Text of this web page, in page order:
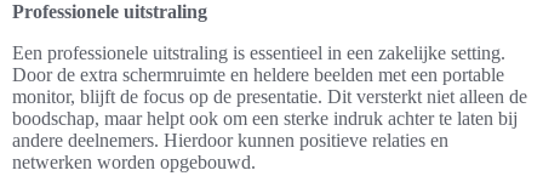
Professionele uitstraling
Een professionele uitstraling is essentieel in een zakelijke setting.
Door de extra schermruimte en heldere beelden met een portable
monitor, blijft de focus op de presentatie. Dit versterkt niet alleen de
boodschap, maar helpt ook om een sterke indruk achter te laten bij
andere deelnemers. Hierdoor kunnen positieve relaties en
netwerken worden opgebouwd.